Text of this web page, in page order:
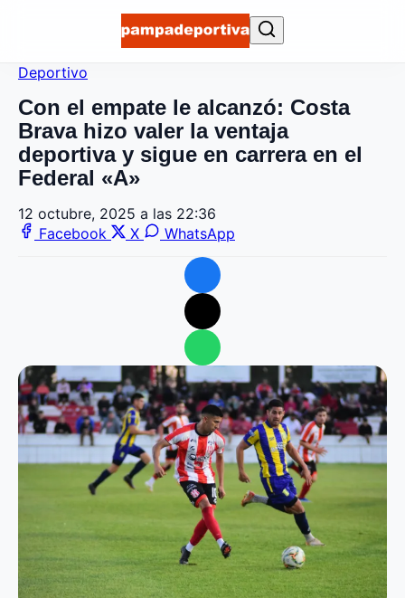
Deportivo
Con el empate le alcanzó: Costa
Brava hizo valer la ventaja
deportiva y sigue en carrera en el
Federal «A»
12 octubre, 2025 a las 22:36
Facebook
X WhatsApp